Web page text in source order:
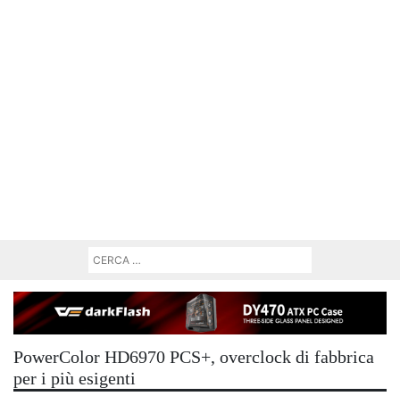
PowerColor HD6970 PCS+, overclock di fabbrica
per i più esigenti